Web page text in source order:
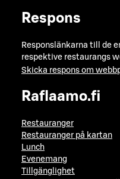
Respons
Responslänkarna till de
respektive restaurangs
Skicka respons om
Raflaamo.fi
Restauranger
Restauranger på kartan
Lunch
Evenemang
Tillgänglighet